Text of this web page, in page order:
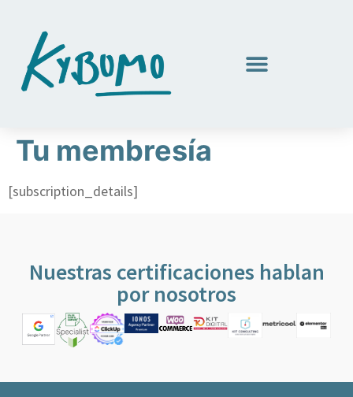
Tu membresía
[subscription_details]
Nuestras certificaciones hablan
por nosotros